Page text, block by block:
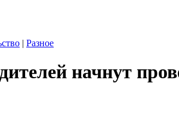
| Разное
начнут